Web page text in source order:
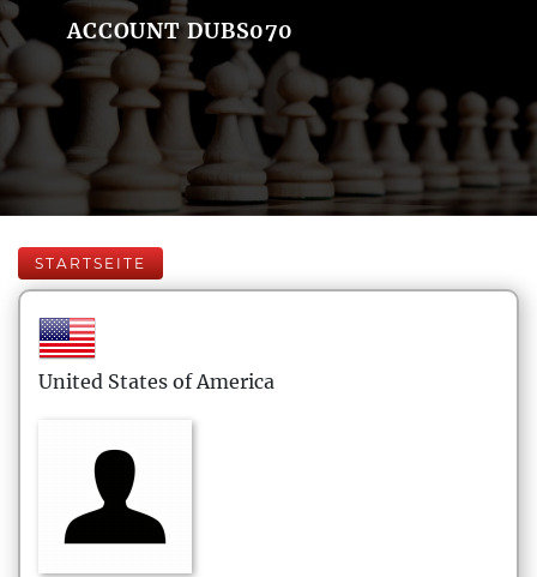
ACCOUNT DUBS070
STARTSEITE
United States of America